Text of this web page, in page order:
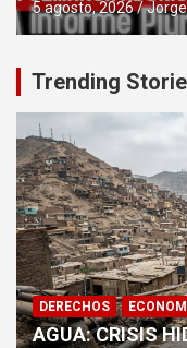
5 agosto, 2026
Trending
DERECHOS
AGUA: CRISIS